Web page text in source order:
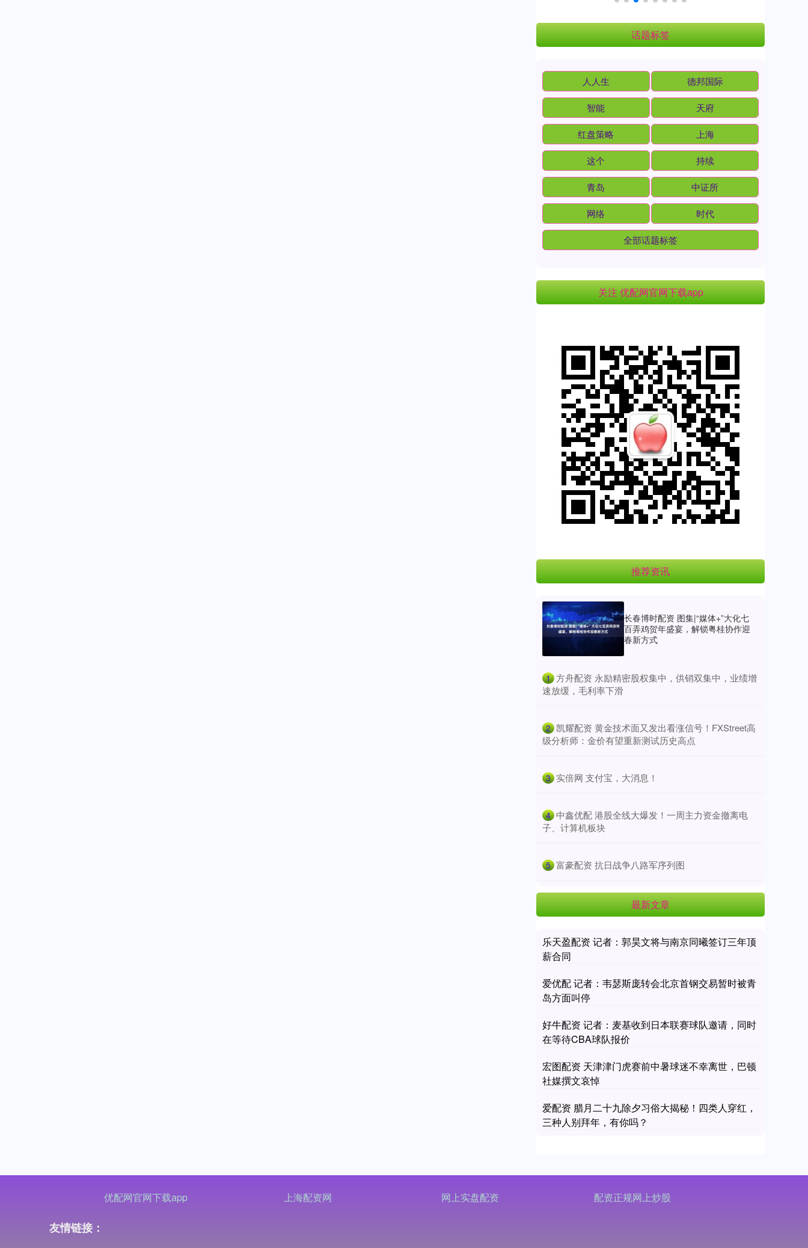
话题标签
人人生 德邦国际
智能 天府
红盘策略 上海
这个 持续
青岛 中证所
网络 时代
全部话题标签
关注 优配网官网下载app
推荐资讯
长春博时配资 图集|“媒体+”大化七
百弄鸡贺年盛宴，解锁粤桂协作迎
春新方式
1 ​方舟配资 永励精密股权集中，供销双集中，业绩增
速放缓，毛利率下滑
2 ​凯耀配资 黄金技术面又发出看涨信号！FXStreet高
级分析师：金价有望重新测试历史高点
3 ​实倍网 支付宝，大消息！
4 ​中鑫优配 港股全线大爆发！一周主力资金撤离电
子、计算机板块
5 ​富豪配资 抗日战争八路军序列图
最新文章
乐天盈配资 记者：郭昊文将与南京同曦签订三年顶
薪合同
爱优配 记者：韦瑟斯庞转会北京首钢交易暂时被青
岛方面叫停
好牛配资 记者：麦基收到日本联赛球队邀请，同时
在等待CBA球队报价
宏图配资 天津津门虎赛前中暑球迷不幸离世，巴顿
社媒撰文哀悼
爱配资 腊月二十九除夕习俗大揭秘！四类人穿红，
三种人别拜年，有你吗？
优配网官网下载app 上海配资网 网上实盘配资 配资正规网上炒股
友情链接：